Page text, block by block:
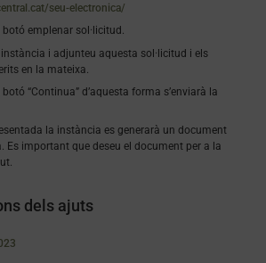
seu-electronica/
botó emplenar sol·licitud.
i adjunteu aquesta sol·licitud i els
en la mateixa.
botó “Continua” d’aquesta forma s’enviarà la
la instància es generarà un document
Es important que deseu el document per a la
dels ajuts